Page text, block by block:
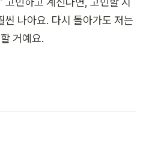
씬 나아요. 다시 돌아가도 저는
거예요.